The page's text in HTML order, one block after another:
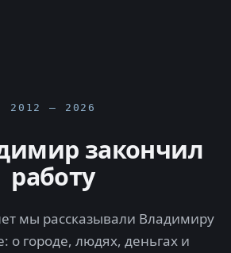
2012 — 2026
закончил
работу
мы рассказывали Владимиру
о городе, людях, деньгах и